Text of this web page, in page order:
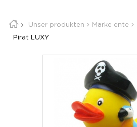
Unser produkten Marke ente
Pirat LUXY